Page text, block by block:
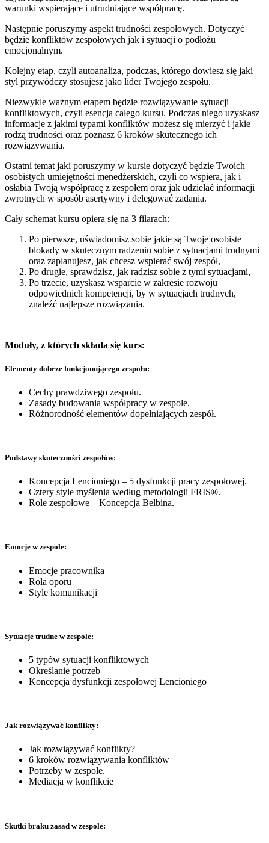
warunki wspierające i utrudniające współpracę.
Następnie poruszymy aspekt trudności zespołowych. Dotyczyć
będzie konfliktów zespołowych jak i sytuacji o podłożu
emocjonalnym.
Kolejny etap, czyli autoanaliza, podczas, którego dowiesz się jaki
styl przywódczy stosujesz jako lider Twojego zespołu.
Niezwykle ważnym etapem będzie rozwiązywanie sytuacji
konfliktowych, czyli esencja całego kursu. Podczas niego uzyskasz
informacje z jakimi typami konfliktów możesz się mierzyć i jakie
rodzą trudności oraz poznasz 6 kroków skutecznego ich
rozwiązywania.
Ostatni temat jaki poruszymy w kursie dotyczyć będzie Twoich
osobistych umiejętności menedżerskich, czyli co wspiera, jak i
osłabia Twoją współpracę z zespołem oraz jak udzielać informacji
zwrotnych w sposób asertywny i delegować zadania.
Cały schemat kursu opiera się na 3 filarach:
Po pierwsze, uświadomisz sobie jakie są Twoje osobiste
blokady w skutecznym radzeniu sobie z sytuacjami trudnymi
oraz zaplanujesz, jak chcesz wspierać swój zespół,
Po drugie, sprawdzisz, jak radzisz sobie z tymi sytuacjami,
Po trzecie, uzyskasz wsparcie w zakresie rozwoju
odpowiednich kompetencji, by w sytuacjach trudnych,
znaleźć najlepsze rozwiązania.
Moduły, z których składa się kurs:
Elementy dobrze funkcjonującego zespołu:
Cechy prawdziwego zespołu.
Zasady budowania współpracy w zespole.
Różnorodność elementów dopełniających zespół.
Podstawy skuteczności zespołów:
Koncepcja Lencioniego – 5 dysfunkcji pracy zespołowej.
Cztery style myślenia według metodologii FRIS®.
Role zespołowe – Koncepcja Belbina.
Emocje w zespole:
Emocje pracownika
Rola oporu
Style komunikacji
Sytuacje trudne w zespole:
5 typów sytuacji konfliktowych
Określanie potrzeb
Koncepcja dysfunkcji zespołowej Lencioniego
Jak rozwiązywać konflikty:
Jak rozwiązywać konflikty?
6 kroków rozwiązywania konfliktów
Potrzeby w zespole.
Mediacja w konflikcie
Skutki braku zasad w zespole: